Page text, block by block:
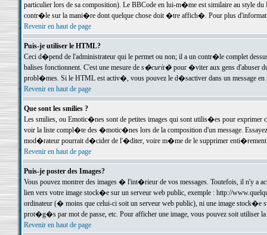
particulier lors de sa composition). Le BBCode en lui-m�me est similaire au style
contr�le sur la mani�re dont quelque chose doit �tre affich�. Pour plus
Revenir en haut de page
Puis-je utiliser le HTML?
Ceci d�pend de l'administrateur qui le permet ou non; il a un contr�le complet
balises fonctionnent. C'est une mesure de s�curit�pour �viter aux gens d'abuser
probl�mes. Si le HTML est activ�, vous pouvez le d�sactiver dans un message en
Revenir en haut de page
Que sont les smilies ?
Les smilies, ou Emotic�nes sont de petites images qui sont utilis�es pour exprimer
voir la liste compl�te des �motic�nes lors de la composition d'un message.
mod�rateur pourrait d�cider de l'�diter, voire m�me de le supprimer
Revenir en haut de page
Puis-je poster des Images?
Vous pouvez montrer des images � l'int�rieur de vos messages. Toutefois, il n'y a
lien vers votre image stock�e sur un serveur web public, exemple : http://
ordinateur (� moins que celui-ci soit un serveur web public), ni une image stock�e
prot�g�s par mot de passe, etc. Pour afficher une image, vous pouvez soit
Revenir en haut de page